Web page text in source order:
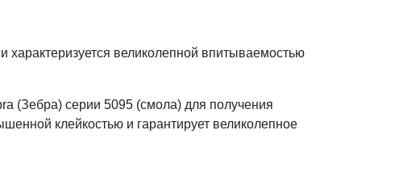
характеризуется великолепной впитываемостью
(Зебра) серии 5095 (смола) для получения
клейкостью и гарантирует великолепное